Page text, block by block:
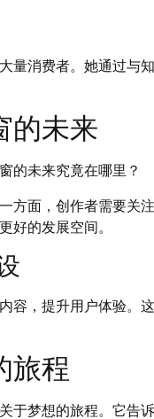
消费者。她通过与
的未来
的未来究竟在哪里？
方面，创作者需要关
好的发展空间。
容，提升用户体验。
旅程
于梦想的旅程。它告